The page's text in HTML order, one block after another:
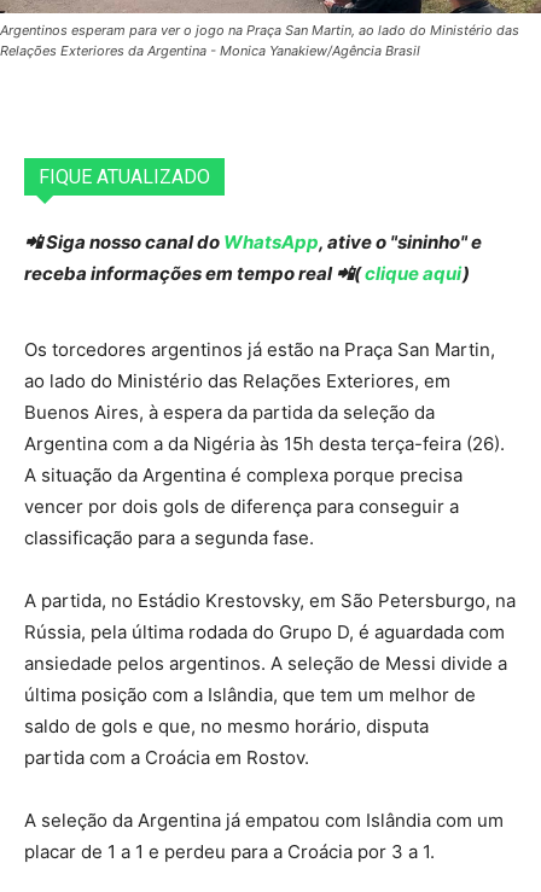
Argentinos esperam para ver o jogo na Praça San Martin, ao lado do Ministério das
Relações Exteriores da Argentina - Monica Yanakiew/Agência Brasil
FIQUE ATUALIZADO
📲 Siga nosso canal do WhatsApp, ative o "sininho" e
receba informações em tempo real 📲(clique aqui)
Os torcedores argentinos já estão na Praça San Martin,
ao lado do Ministério das Relações Exteriores, em
Buenos Aires, à espera da partida da seleção da
Argentina com a da Nigéria às 15h desta terça-feira (26).
A situação da Argentina é complexa porque precisa
vencer por dois gols de diferença para conseguir a
classificação para a segunda fase.
A partida, no Estádio Krestovsky, em São Petersburgo, na
Rússia, pela última rodada do Grupo D, é aguardada com
ansiedade pelos argentinos. A seleção de Messi divide a
última posição com a Islândia, que tem um melhor de
saldo de gols e que, no mesmo horário, disputa
partida com a Croácia em Rostov.
A seleção da Argentina já empatou com Islândia com um
placar de 1 a 1 e perdeu para a Croácia por 3 a 1.